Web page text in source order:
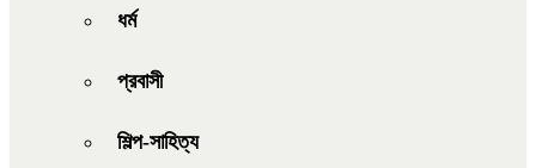
ধর্ম
প্রবাসী
শিল্প-সাহিত্য